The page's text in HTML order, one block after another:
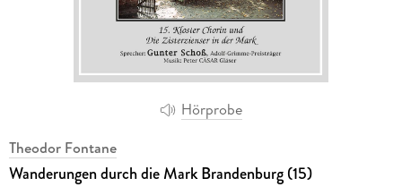
Hörprobe
Theodor Fontane
Wanderungen durch die Mark Brandenburg (15)